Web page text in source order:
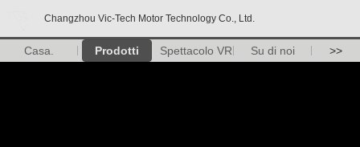
Changzhou Vic-Tech Motor Technology Co., Ltd.
Casa. Prodotti Spettacolo VR Su di noi >>